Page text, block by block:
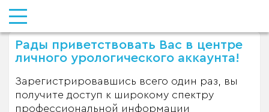
Рады приветствовать Вас в центре
личного урологического аккаунта!
Зарегистрировавшись всего один раз, вы
получите доступ к широкому спектру
профессиональной информации